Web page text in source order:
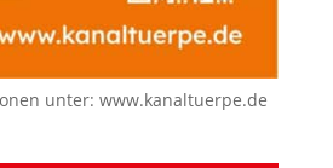
unter: www.kanaltuerpe.de